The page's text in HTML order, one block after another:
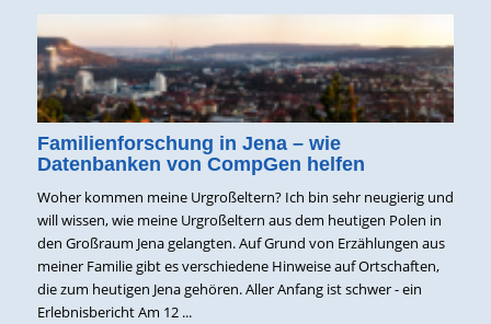
Familienforschung in Jena – wie
Datenbanken von CompGen helfen
Woher kommen meine Urgroßeltern? Ich bin sehr neugierig und
will wissen, wie meine Urgroßeltern aus dem heutigen Polen in
den Großraum Jena gelangten. Auf Grund von Erzählungen aus
meiner Familie gibt es verschiedene Hinweise auf Ortschaften,
die zum heutigen Jena gehören. Aller Anfang ist schwer - ein
Erlebnisbericht Am 12 ...